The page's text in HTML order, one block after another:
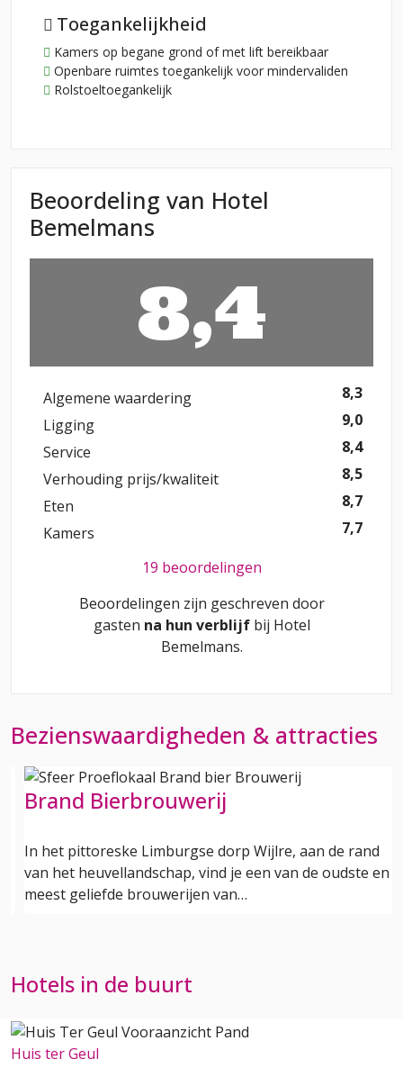
Toegankelijkheid
Kamers op begane grond of met lift bereikbaar
Openbare ruimtes toegankelijk voor mindervaliden
Rolstoeltoegankelijk
Beoordeling van Hotel
Bemelmans
8,4
Algemene waardering
8,3
Ligging
9,0
Service
8,4
Verhouding prijs/kwaliteit
8,5
Eten
8,7
Kamers
7,7
19 beoordelingen
Beoordelingen zijn geschreven door
gasten na hun verblijf bij Hotel
Bemelmans.
Bezienswaardigheden & attracties
Brand Bierbrouwerij
In het pittoreske Limburgse dorp Wijlre, aan de rand
van het heuvellandschap, vind je een van de oudste en
meest geliefde brouwerijen van…
Hotels in de buurt
Huis ter Geul